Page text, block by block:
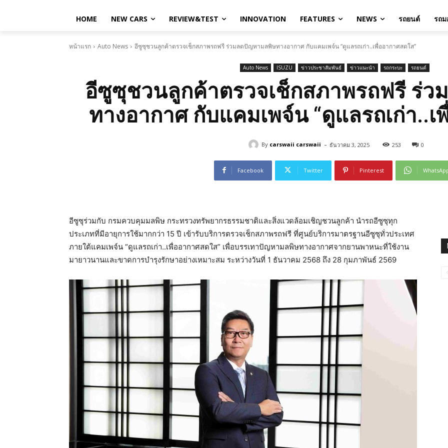
HOME NEW CARS REVIEW&TEST INNOVATION FEATURES NEWS รถยนต์ รถม
หน้าแรก Auto News อีซูซุชวนลูกค้าตรวจเช็กสภาพรถฟรี ร่วมลดปัญหามลพิษทางอากาศ กับแคมเพจ์น “ดูแลรถเก่า..เพื่ออากาศสดใส”
Auto News ISUZU ข่าวประชาสัมพันธ์ ข่าวแนะนำ รถกระบะ รถยนต์
อีซูซุชวนลูกค้าตรวจเช็กสภาพรถฟรี ร่
ทางอากาศ กับแคมเพจ์น “ดูแลรถเก่า..เ
By carswaii carswaii - ธันวาคม 3, 2025 253 0
Facebook Twitter Pinterest
อีซูซุร่วมกับ กรมควบคุมมลพิษ กระทรวงทรัพยากรธรรมชาติและสิ่งแวดล้อมเชิญชวนลูกค้า นำรถอีซูซุทุก
ประเภทที่มีอายุการใช้มากกว่า 15 ปี เข้ารับบริการตรวจเช็กสภาพรถฟรี ที่ศูนย์บริการมาตรฐานอีซูซุทั่วประเทศ
ภายใต้แคมเพจ์น “ดูแลรถเก่า..เพื่ออากาศสดใส” เพื่อบรรเทาปัญหามลพิษทางอากาศจากยานพาหนะที่ใช้งาน
มายาวนานและขาดการบำรุงรักษาอย่างเหมาะสม ระหว่างวันที่ 1 ธันวาคม 2568 ถึง 28 กุมภาพันธ์ 2569